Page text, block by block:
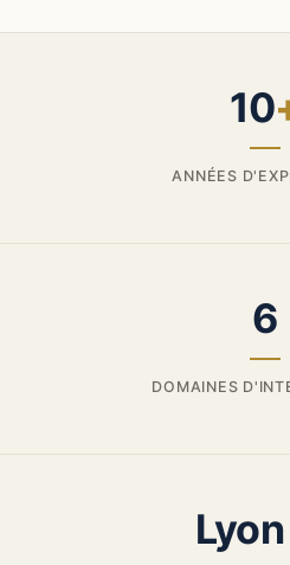
10
ANNÉES
6
DOMAINES